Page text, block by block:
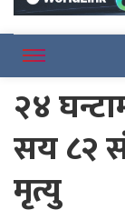
२४
सय ८२
मृत्यु